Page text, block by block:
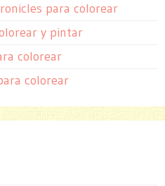
para colorear
y pintar
colorear
colorear